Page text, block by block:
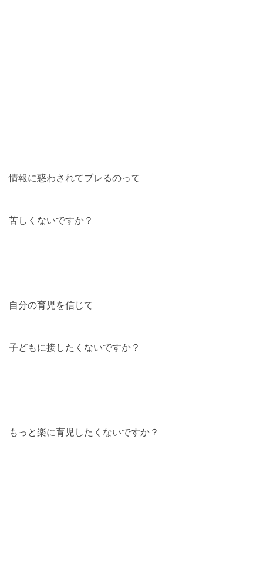
情報に惑わされてブレるのって
苦しくないですか？
自分の育児を信じて
子どもに接したくないですか？
もっと楽に育児したくないですか？